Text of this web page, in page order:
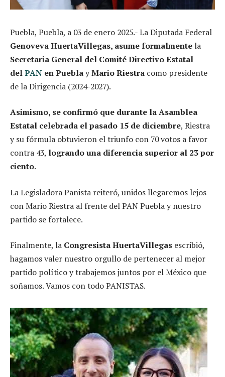
Puebla, Puebla, a 03 de enero 2025.- La Diputada Federal
Genoveva HuertaVillegas, asume formalmente la
Secretaria General del Comité Directivo Estatal
delPAN en PueblayMario Riestra como presidente
de la Dirigencia (2024-2027).
Asimismo, se confirmó que durante la Asamblea
Estatal celebrada el pasado 15 de diciembre, Riestra
y su fórmula obtuvieron el triunfo con 70 votos a favor
contra 43, logrando una diferencia superior al 23 por
ciento.
La Legisladora Panista reiteró, unidos llegaremos lejos
con Mario Riestra al frente del PAN Puebla y nuestro
partido se fortalece.
Finalmente, la Congresista HuertaVillegas escribió,
hagamos valer nuestro orgullo de pertenecer al mejor
partido político y trabajemos juntos por el México que
soñamos. Vamos con todo PANISTAS.